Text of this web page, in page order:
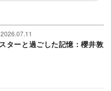
2026.07.11
ターと過ごした記憶：櫻井敦